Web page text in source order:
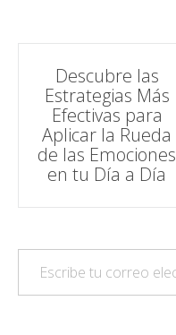
Navegación
de
entradas
Descubre las
Estrategias Más
Efectivas para
Aplicar la Rueda
de las Emociones
en tu Día a Día
Escribe tu correo electrónico…